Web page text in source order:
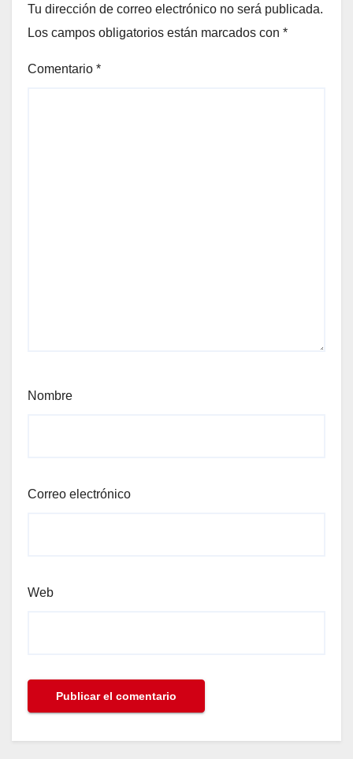
Tu dirección de correo electrónico no será publicada.
Los campos obligatorios están marcados con *
Comentario *
Nombre
Correo electrónico
Web